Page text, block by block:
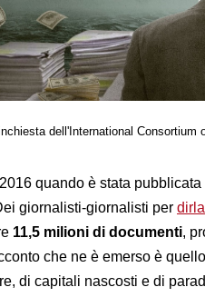
dell'International Consortium
quando è stata
giornalisti-giornalisti per dirla
11,5 milioni di documenti,
che ne è emerso è
di capitali nascosti e di